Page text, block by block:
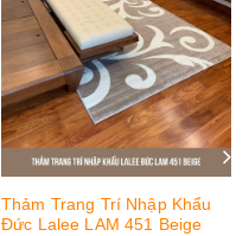
Thảm Trang Trí Nhập Khẩu
Đức Lalee LAM 451 Beige